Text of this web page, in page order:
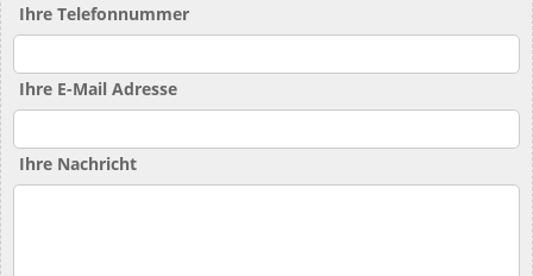
Ihre Telefonnummer
Ihre E-Mail Adresse
Ihre Nachricht